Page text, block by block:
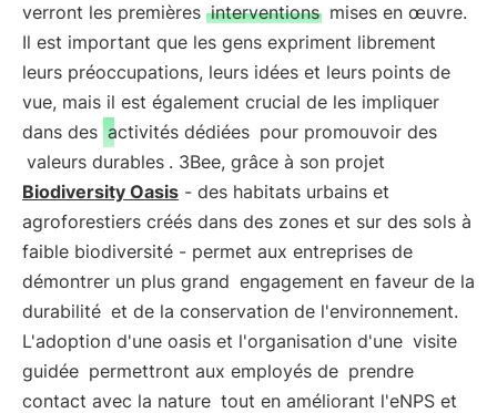
verront les premières interventions mises en œuvre.
Il est important que les gens expriment librement
leurs préoccupations, leurs idées et leurs points de
vue, mais il est également crucial de les impliquer
dans des activités dédiées pour promouvoir des
valeurs durables . 3Bee, grâce à son projet
Biodiversity Oasis - des habitats urbains et
agroforestiers créés dans des zones et sur des sols à
faible biodiversité - permet aux entreprises de
démontrer un plus grand engagement en faveur de la
durabilité et de la conservation de l'environnement.
L'adoption d'une oasis et l'organisation d'une visite
guidée permettront aux employés de prendre
contact avec la nature tout en améliorant l'eNPS et